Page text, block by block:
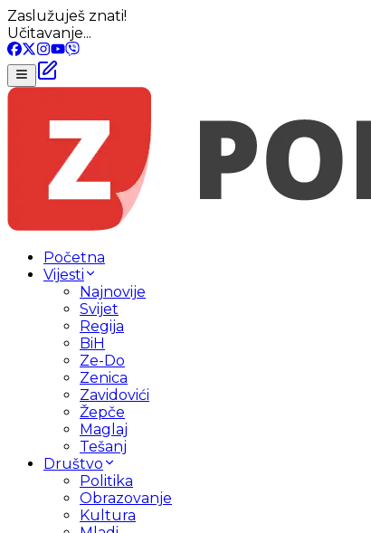
Zaslužuješ znati!
Učitavanje...
Početna
Vijesti
Najnovije
Svijet
Regija
BiH
Ze-Do
Zenica
Zavidovići
Žepče
Maglaj
Tešanj
Društvo
Politika
Obrazovanje
Kultura